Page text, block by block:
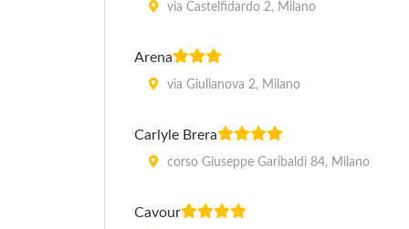
via Castelfidardo 2, Milano
Arena
via Giulianova 2, Milano
Carlyle Brera
corso Giuseppe Garibaldi 84, Milano
Cavour